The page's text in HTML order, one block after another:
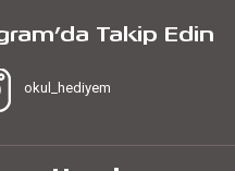
Takip Edin
okul_hediyem